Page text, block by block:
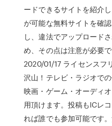
ードできるサイトを紹介
が可能な無料サイトを確
し、違法でアップロード
め、その点は注意が必要
2020/01/17 ライセンスフ
沢山！テレビ・ラジオで
映画・ゲーム・オーディ
用頂けます。投稿もICレ
れば誰でも参加可能です